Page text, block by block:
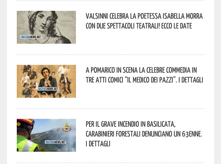
Valsinni celebra la poetessa Isabella Morra
con due spettacoli teatrali! Ecco le date
A Pomarico in scena la celebre commedia in
tre atti comici “Il medico dei pazzi”. I dettagli
Per il grave incendio in Basilicata,
Carabinieri forestali denunciano un 63enne.
I dettagli